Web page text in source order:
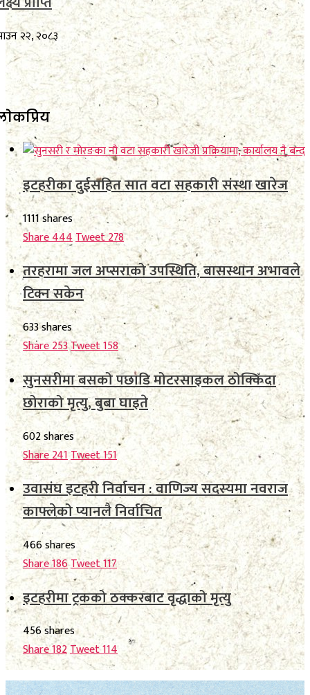
२२, २०८३
इटहरीका दुईसहित सात वटा सहकारी संस्था खारेज
1111 shares
Share444Tweet278
तरहरामा जल अप्सराको उपस्थिति, बासस्थान अभावले
टिक्न सकेन
633 shares
Share253Tweet158
सुनसरीमा बसको पछाडि मोटरसाइकल ठोक्किँदा
छोराको मृत्यु, बुबा घाइते
602 shares
Share241Tweet151
उवासंघ इटहरी निर्वाचन : वाणिज्य सदस्यमा नवराज
काफ्लेको प्यानलै निर्वाचित
466 shares
Share186Tweet117
इटहरीमा ट्रकको ठक्करबाट वृद्धाको मृत्यु
456 shares
Share182Tweet114